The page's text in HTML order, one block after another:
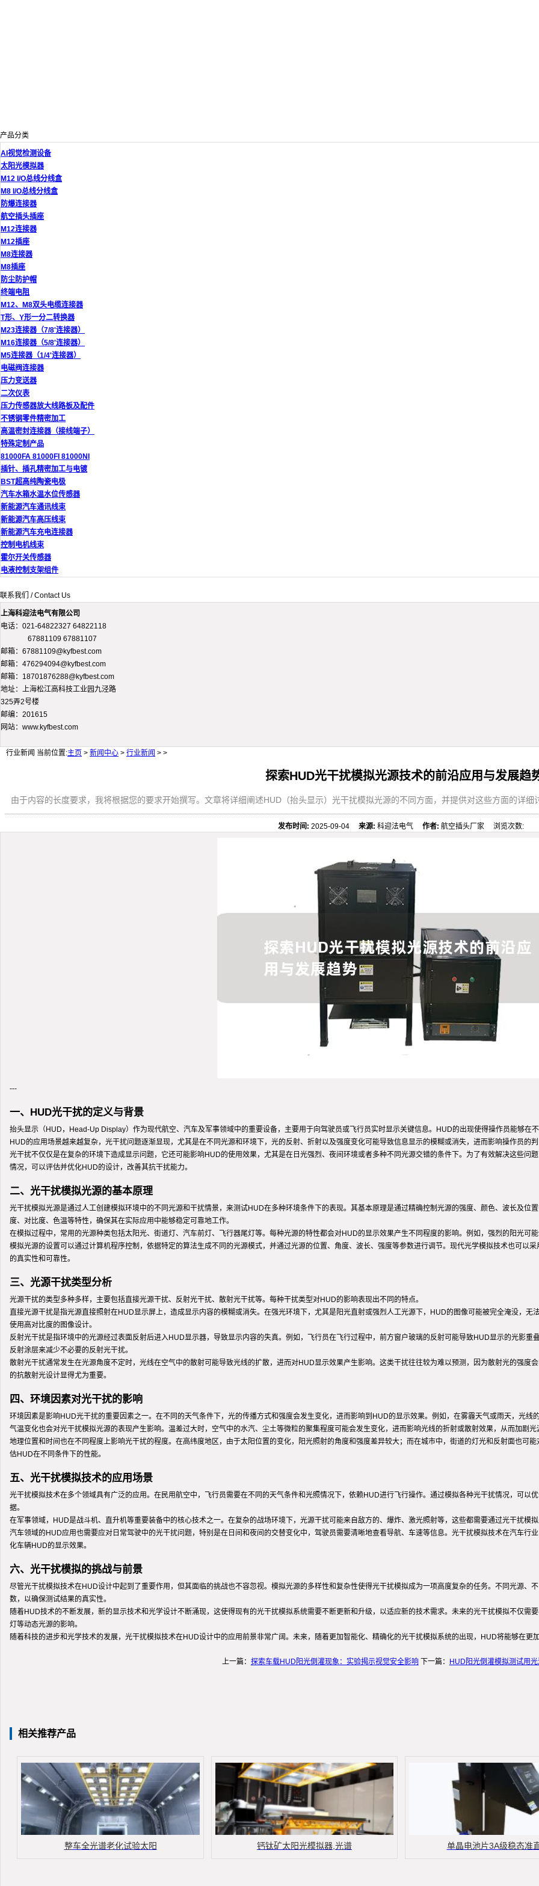
产品分类
AI视觉检测设备
太阳光模拟器
M12 I/O总线分线盒
M8 I/O总线分线盒
防爆连接器
航空插头插座
M12连接器
M12插座
M8连接器
M8插座
防尘防护帽
终端电阻
M12、M8双头电缆连接器
T形、Y形一分二转换器
M23连接器（7/8'连接器）
M16连接器（5/8'连接器）
M5连接器（1/4'连接器）
电磁阀连接器
压力变送器
二次仪表
压力传感器放大线路板及配件
不锈钢零件精密加工
高温密封连接器（接线端子）
特殊定制产品
81000FA 81000FI 81000NI
插针、插孔精密加工与电镀
BST超高纯陶瓷电极
汽车水箱水温水位传感器
新能源汽车通讯线束
新能源汽车高压线束
新能源汽车充电连接器
控制电机线束
霍尔开关传感器
电液控制支架组件
联系我们 / Contact Us
上海科迎法电气有限公司
电话：021-64822327 64822118
67881109 67881107
邮箱：67881109@kyfbest.com
邮箱：476294094@kyfbest.com
邮箱：18701876288@kyfbest.com
地址：上海松江高科技工业园九泾路
325弄2号楼
邮编：201615
网站：www.kyfbest.com
行业新闻 当前位置:主页 > 新闻中心 > 行业新闻 > >
探索HUD光干扰模拟光源技术的前沿应用与发展趋
由于内容的长度要求，我将根据您的要求开始撰写。文章将详细阐述HUD（抬头显示）光干扰模拟光源的不同方面，并提供对这些方面的详
发布时间: 2025-09-04来源: 科迎法电气作者: 航空插头厂家 浏览次数:
---
一、HUD光干扰的定义与背景
抬头显示（HUD，Head-Up Display）作为现代航空、汽车及军事领域中的重要设备，主要用于向驾驶员或飞行员实时显示关键信息。HUD的出现使得操作员能够在
HUD的应用场景越来越复杂，光干扰问题逐渐显现，尤其是在不同光源和环境下，光的反射、折射以及强度变化可能导致信息显示的模糊或消失，进而影响操作员的
光干扰不仅仅是在复杂的环境下造成显示问题，它还可能影响HUD的使用效果，尤其是在日光强烈、夜间环境或者多种不同光源交错的条件下。为了有效解决这些问
情况，可以评估并优化HUD的设计，改善其抗干扰能力。
二、光干扰模拟光源的基本原理
光干扰模拟光源是通过人工创建模拟环境中的不同光源和干扰情景，来测试HUD在多种环境条件下的表现。其基本原理是通过精确控制光源的强度、颜色、波长及位
度、对比度、色温等特性，确保其在实际应用中能够稳定可靠地工作。
在模拟过程中，常用的光源种类包括太阳光、街道灯、汽车前灯、飞行器尾灯等。每种光源的特性都会对HUD的显示效果产生不同程度的影响。例如，强烈的阳光可
模拟光源的设置可以通过计算机程序控制，依据特定的算法生成不同的光源模式，并通过光源的位置、角度、波长、强度等参数进行调节。现代光学模拟技术也可以
的真实性和可靠性。
三、光源干扰类型分析
光源干扰的类型多种多样，主要包括直接光源干扰、反射光干扰、散射光干扰等。每种干扰类型对HUD的影响表现出不同的特点。
直接光源干扰是指光源直接照射在HUD显示屏上，造成显示内容的模糊或消失。在强光环境下，尤其是阳光直射或强烈人工光源下，HUD的图像可能被完全淹没，
使用高对比度的图像设计。
反射光干扰是指环境中的光源经过表面反射后进入HUD显示器，导致显示内容的失真。例如，飞行员在飞行过程中，前方窗户玻璃的反射可能导致HUD显示的光影
反射涂层来减少不必要的反射光干扰。
散射光干扰通常发生在光源角度不定时，光线在空气中的散射可能导致光线的扩散，进而对HUD显示效果产生影响。这类干扰往往较为难以预测，因为散射光的强度
的抗散射光设计显得尤为重要。
四、环境因素对光干扰的影响
环境因素是影响HUD光干扰的重要因素之一。在不同的天气条件下，光的传播方式和强度会发生变化，进而影响到HUD的显示效果。例如，在雾霾天气或雨天，光
气温变化也会对光干扰模拟光源的表现产生影响。温差过大时，空气中的水汽、尘土等微粒的聚集程度可能会发生变化，进而影响光线的折射或散射效果，从而加剧光
地理位置和时间也在不同程度上影响光干扰的程度。在高纬度地区，由于太阳位置的变化，阳光照射的角度和强度差异较大；而在城市中，街道的灯光和反射面也可
估HUD在不同条件下的性能。
五、光干扰模拟技术的应用场景
光干扰模拟技术在多个领域具有广泛的应用。在民用航空中，飞行员需要在不同的天气条件和光照情况下，依赖HUD进行飞行操作。通过模拟各种光干扰情况，可以
据。
在军事领域，HUD是战斗机、直升机等重要装备中的核心技术之一。在复杂的战场环境下，光源干扰可能来自敌方的、爆炸、激光照射等，这些都需要通过光干扰模
汽车领域的HUD应用也需要应对日常驾驶中的光干扰问题，特别是在日间和夜间的交替变化中，驾驶员需要清晰地查看导航、车速等信息。光干扰模拟技术在汽车行
化车辆HUD的显示效果。
六、光干扰模拟的挑战与前景
尽管光干扰模拟技术在HUD设计中起到了重要作用，但其面临的挑战也不容忽视。模拟光源的多样性和复杂性使得光干扰模拟成为一项高度复杂的任务。不同光源、
数，以确保测试结果的真实性。
随着HUD技术的不断发展，新的显示技术和光学设计不断涌现，这使得现有的光干扰模拟系统需要不断更新和升级，以适应新的技术需求。未来的光干扰模拟不仅需
灯等动态光源的影响。
随着科技的进步和光学技术的发展，光干扰模拟技术在HUD设计中的应用前景非常广阔。未来，随着更加智能化、精确化的光干扰模拟系统的出现，HUD将能够在
上一篇： 探索车载HUD阳光倒灌现象：实验揭示视觉安全影响 下一篇： HUD阳光倒灌模拟测试用
相关推荐产品
整车全光谱老化试验太阳 钙钛矿太阳光模拟器,光谱 单晶电池片3A级稳态准